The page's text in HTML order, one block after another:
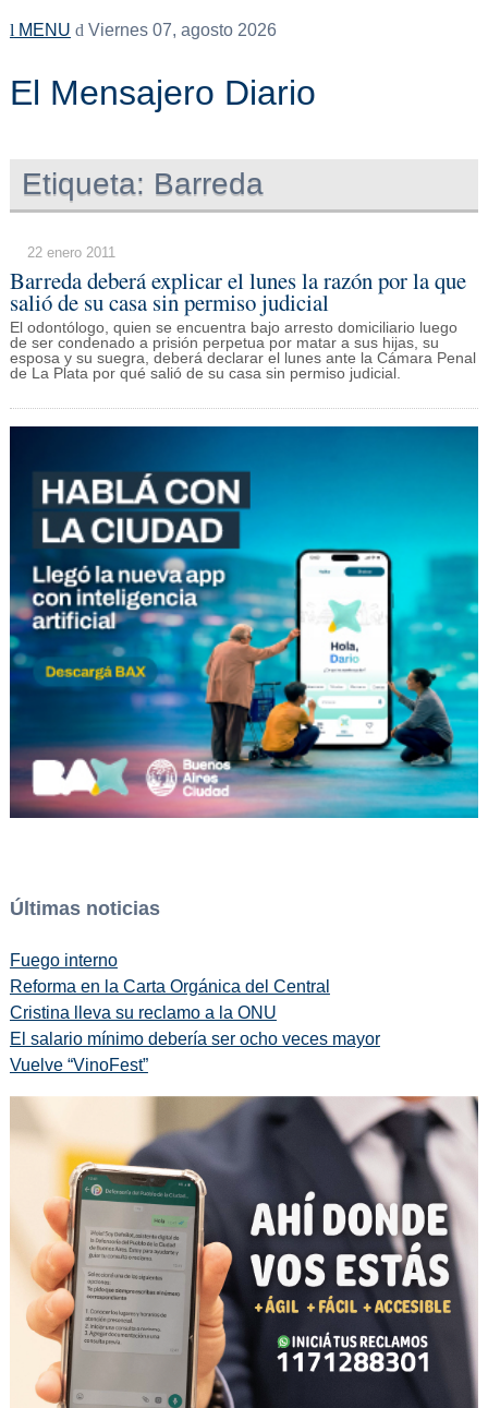
MENU Viernes 07, agosto 2026
El Mensajero Diario
Etiqueta: Barreda
22 enero 2011
Barreda deberá explicar el lunes la razón por la que
salió de su casa sin permiso judicial
El odontólogo, quien se encuentra bajo arresto domiciliario luego
de ser condenado a prisión perpetua por matar a sus hijas, su
esposa y su suegra, deberá declarar el lunes ante la Cámara Penal
de La Plata por qué salió de su casa sin permiso judicial.
Últimas noticias
Fuego interno
Reforma en la Carta Orgánica del Central
Cristina lleva su reclamo a la ONU
El salario mínimo debería ser ocho veces mayor
Vuelve “VinoFest”